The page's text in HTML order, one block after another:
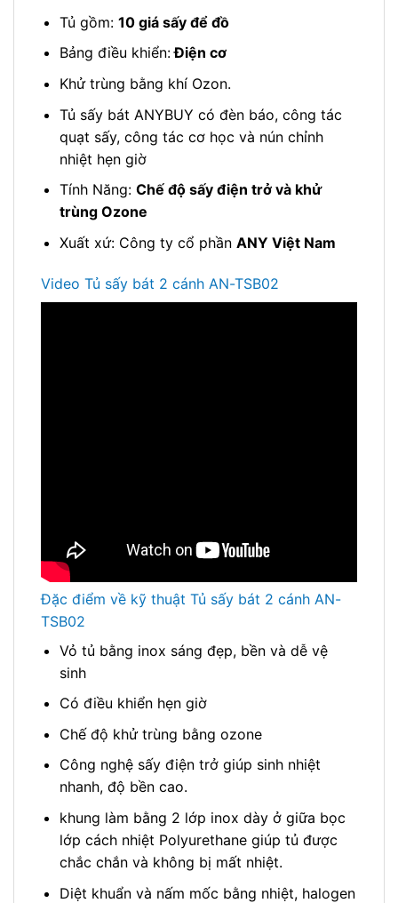
Tủ gồm: 10 giá sấy để đồ
Bảng điều khiển:Điện cơ
Khử trùng bằng khí Ozon.
Tủ sấy bát ANYBUY có đèn báo, công tác
quạt sấy, công tác cơ học và nún chỉnh
nhiệt hẹn giờ
Tính Năng: Chế độ sấy điện trở và khử
trùng Ozone
Xuất xứ: Công ty cổ phần ANY Việt Nam
Video Tủ sấy bát 2 cánh AN-TSB02
Đặc điểm về kỹ thuật Tủ sấy bát 2 cánh AN-
TSB02
Vỏ tủ bằng inox sáng đẹp, bền và dễ vệ
sinh
Có điều khiển hẹn giờ
Chế độ khử trùng bằng ozone
Công nghệ sấy điện trở giúp sinh nhiệt
nhanh, độ bền cao.
khung làm bằng 2 lớp inox dày ở giữa bọc
lớp cách nhiệt Polyurethane giúp tủ được
chắc chắn và không bị mất nhiệt.
Diệt khuẩn và nấm mốc bằng nhiệt, halogen